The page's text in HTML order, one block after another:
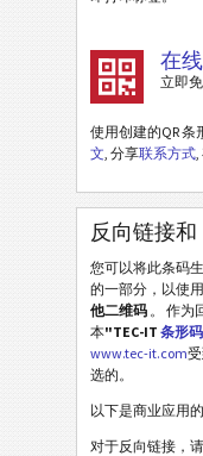
在
立即
使用创建的QR 条
文 , 分享联系方式
反向链接和
您可以将此条码
的一部分，以使
他二维码 。 作为
本"TEC-IT 条形
www.tec-it.com
选的。
以下是商业应用的
对于反向链接，